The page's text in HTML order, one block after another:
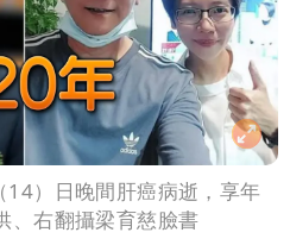
）日晚間肝癌病逝，享年
、右翻攝梁育慈臉書